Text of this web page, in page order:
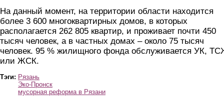
На данный момент, на территории области находится
более 3 600 многоквартирных домов, в которых
располагается 262 805 квартир, и проживает почти 450
тысяч человек, а в частных домах – около 75 тысяч
человек. 95 % жилищного фонда обслуживается УК,
или ЖСК.
Тэги: Рязань
Эко-Пронск
мусорная реформа в Рязани